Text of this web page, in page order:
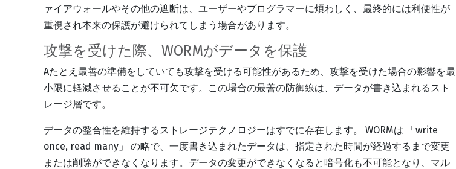
ァイアウォールやその他の遮断は、ユーザーやプログラマーに煩わしく、最終的には利便性が
重視され本来の保護が避けられてしまう場合があります。
攻撃を受けた際、WORMがデータを保護
Aたとえ最善の準備をしていても攻撃を受ける可能性があるため、攻撃を受けた場合の影響を最
小限に軽減させることが不可欠です。この場合の最善の防御線は、データが書き込まれるスト
レージ層です。
データの整合性を維持するストレージテクノロジーはすでに存在します。 WORMは 「write
once, read many」 の略で、一度書き込まれたデータは、指定された時間が経過するまで変更
または削除ができなくなります。データの変更ができなくなると暗号化も不可能となり、マル